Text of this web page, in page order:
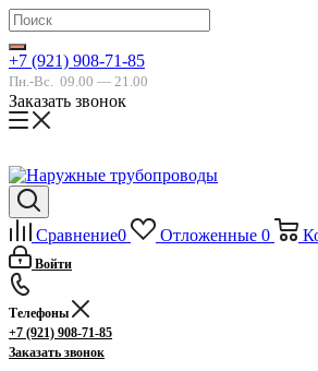
+7 (921) 908-71-85
Пн.-Вс. 09.00 — 21.00
Заказать звонок
Сравнение0 Отложенные 0
Войти
Телефоны
+7 (921) 908-71-85
Заказать звонок